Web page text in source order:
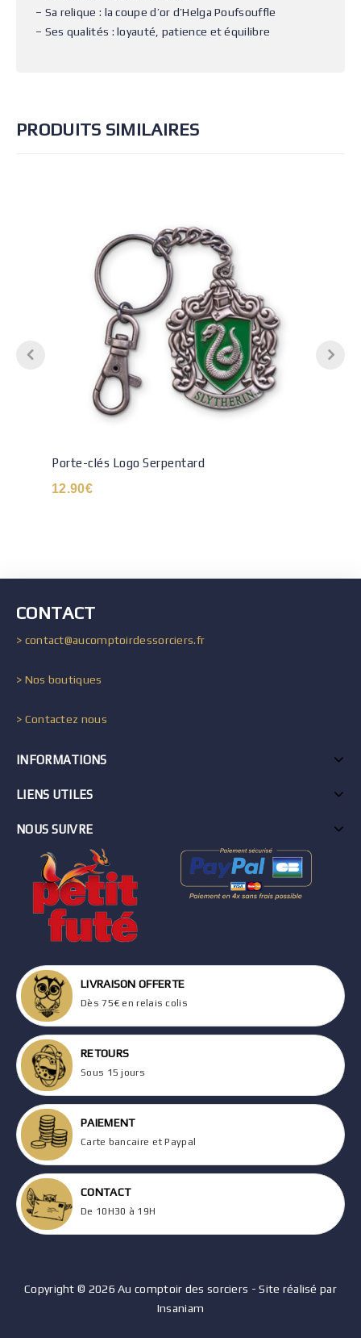
– Sa relique : la coupe d’or d’Helga Poufsouffle
– Ses qualités : loyauté, patience et équilibre
PRODUITS SIMILAIRES
Porte-clés Logo Serpentard
12.90€
CONTACT
> contact@aucomptoirdessorciers.fr
> Nos boutiques
> Contactez nous
INFORMATIONS
LIENS UTILES
NOUS SUIVRE
LIVRAISON OFFERTE
Dès 75€ en relais colis
RETOURS
Sous 15 jours
PAIEMENT
Carte bancaire et Paypal
CONTACT
De 10H30 à 19H
Copyright © 2026 Au comptoir des sorciers - Site réalisé par
Insaniam